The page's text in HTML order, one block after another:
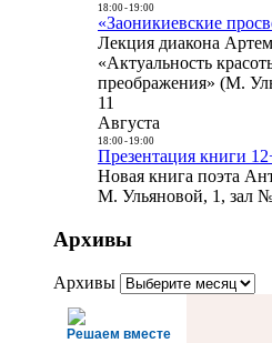
18:00- 19:00
«Заоникиевские
Лекция диакона
«Актуальность
преображения» (М.
11
Августа
18:00- 19:00
Презентация книги
Новая книга поэта
М. Ульяновой, 1, зал
Архивы
Архивы
Решаем вместе